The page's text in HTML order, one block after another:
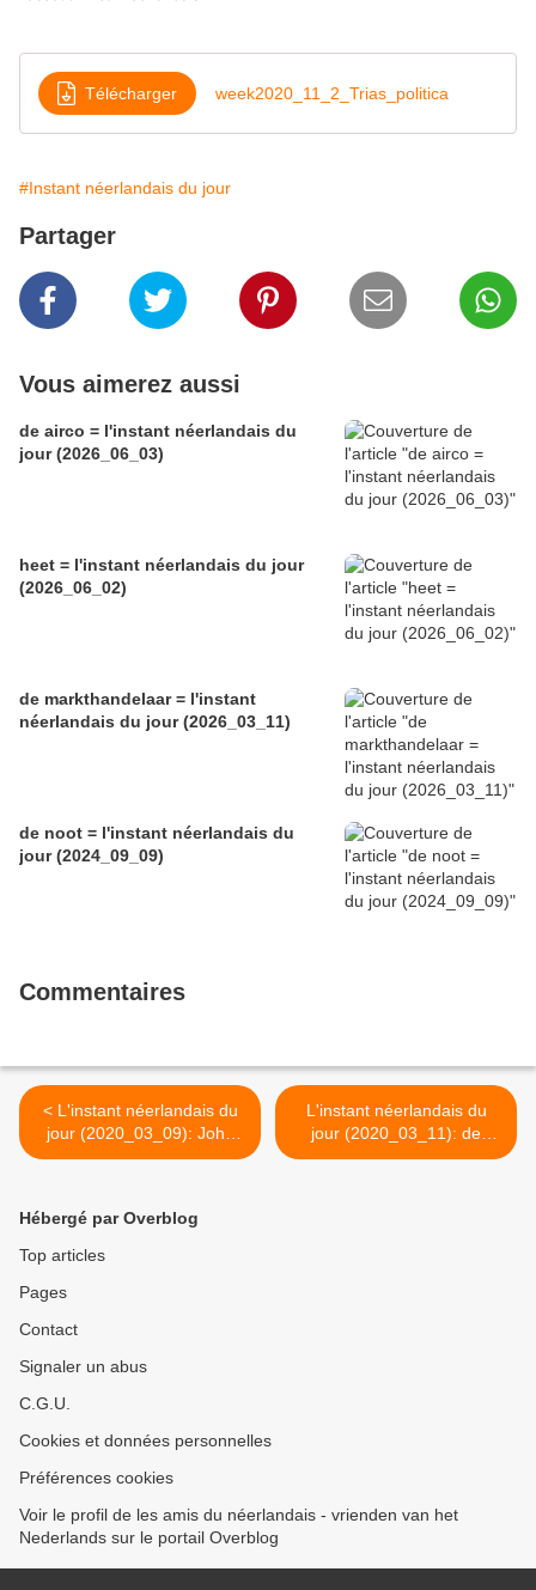
Télécharger week2020_11_2_Trias_politica
#Instant néerlandais du jour
Partager
Vous aimerez aussi
de airco = l'instant néerlandais du
jour (2026_06_03)
heet = l'instant néerlandais du jour
(2026_06_02)
de markthandelaar = l'instant
néerlandais du jour (2026_03_11)
de noot = l'instant néerlandais du
jour (2024_09_09)
Commentaires
< L'instant néerlandais du
jour (2020_03_09): John
Locke en Montesquieu
L'instant néerlandais du
jour (2020_03_11): de
wetgevende macht >
Hébergé par Overblog
Top articles
Pages
Contact
Signaler un abus
C.G.U.
Cookies et données personnelles
Préférences cookies
Voir le profil de les amis du néerlandais - vrienden van het
Nederlands sur le portail Overblog